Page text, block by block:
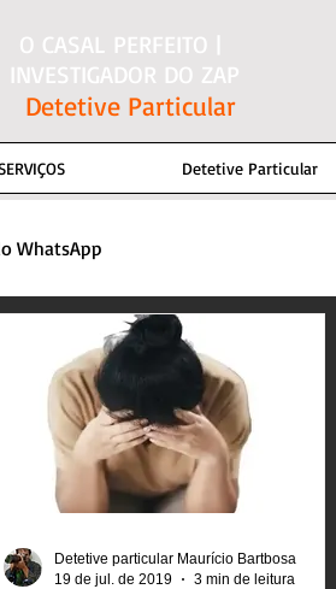
O CASAL PERFEITO |
INVESTIGADOR DO ZAP
Detetive Particular
Detetive Particular
WhatsApp
Detetive particular Maurício Bartbosa
19 de jul. de 2019
3 min de leitura